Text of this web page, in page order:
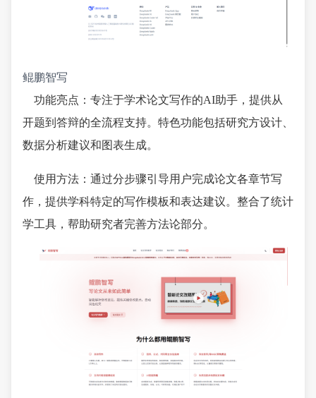
鲲鹏智写
功能亮点：专注于学术论文写作的AI助手，提供从
开题到答辩的全流程支持。特色功能包括研究方设计、
数据分析建议和图表生成。
使用方法：通过分步骤引导用户完成论文各章节写
作，提供学科特定的写作模板和表达建议。整合了统计
学工具，帮助研究者完善方法论部分。